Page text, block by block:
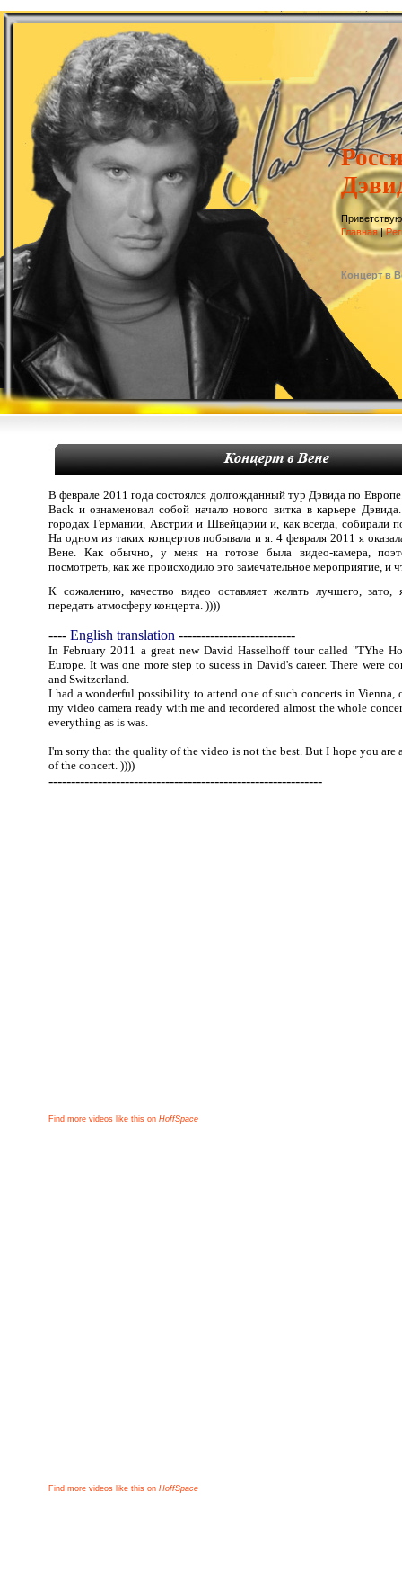
Главная|
Концерт в
В феврале 2011 года состоялся долгожданный тур Дэвида по
Back и ознаменовал собой начало нового витка в карьере
городах Германии, Австрии и Швейцарии и, как всегда, собирали
На одном из таких концертов побывала и я. 4 февраля 2011 я
Вене. Как обычно, у меня на готове была видео-камера,
посмотреть, как же происходило это замечательное мероприятие, и
К сожалению, качество видео оставляет желать лучшего,
передать атмосферу концерта. ))))
---- English translation --------------------------
In February 2011 a great new David Hasselhoff tour called "TYhe
Europe. It was one more step to sucess in David's career. There were
and Switzerland.
I had a wonderful possibility to attend one of such concerts in Vienna,
my video camera ready with me and recordered almost the whole
everything as is was.
I'm sorry that the quality of the video is not the best. But I hope you are
of the concert. ))))
-------------------------------------------------------------
Find more videos like this on HoffSpace
Find more videos like this on HoffSpace